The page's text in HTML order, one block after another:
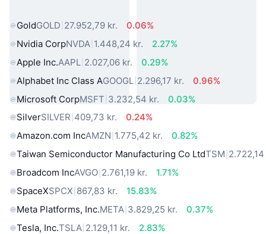
GoldGOLD 27.952,79 kr.
0.06%
Nvidia CorpNVDA 1.448,24 kr.
2.27%
Apple Inc.AAPL 2.027,06 kr.
0.29%
Alphabet Inc Class AGOOGL 2.296,17 kr.
0.96%
Microsoft CorpMSFT 3.232,54 kr.
0.03%
SilverSILVER 409,73 kr.
0.24%
Amazon.com IncAMZN 1.775,42 kr.
0.82%
Taiwan Semiconductor Manufacturing Co LtdTSM
Broadcom IncAVGO 2.761,19 kr.
1.71%
SpaceXSPCX 867,83 kr.
15.83%
Meta Platforms, Inc.META 3.829,25 kr.
0.37%
Tesla, Inc.TSLA 2.129,11 kr.
2.83%